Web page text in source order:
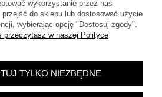
WERSJĘ STRONY
internetowy Shoper.pl
wykorzystanie przez nas
do sklepu lub dostosować użycie
wybierając opcję "Dostosuj zgody".
przeczytasz w naszej Polityce
TYLKO NIEZBĘDNE